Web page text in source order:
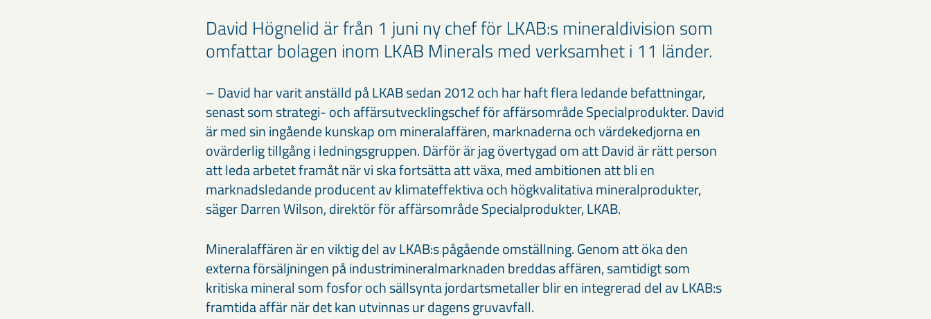
David Högnelid är från 1 juni ny chef för LKAB:s mineraldivision som
omfattar bolagen inom LKAB Minerals med verksamhet i 11 länder.
– David har varit anställd på LKAB sedan 2012 och har haft flera ledande befattningar,
senast som strategi- och affärsutvecklingschef för affärsområde Specialprodukter. David
är med sin ingående kunskap om mineralaffären, marknaderna och värdekedjorna en
ovärderlig tillgång i ledningsgruppen. Därför är jag övertygad om att David är rätt person
att leda arbetet framåt när vi ska fortsätta att växa, med ambitionen att bli en
marknadsledande producent av klimateffektiva och högkvalitativa mineralprodukter,
säger Darren Wilson, direktör för affärsområde Specialprodukter, LKAB.
Mineralaffären är en viktig del av LKAB:s pågående omställning. Genom att öka den
externa försäljningen på industrimineralmarknaden breddas affären, samtidigt som
kritiska mineral som fosfor och sällsynta jordartsmetaller blir en integrerad del av LKAB:s
framtida affär när det kan utvinnas ur dagens gruvavfall.